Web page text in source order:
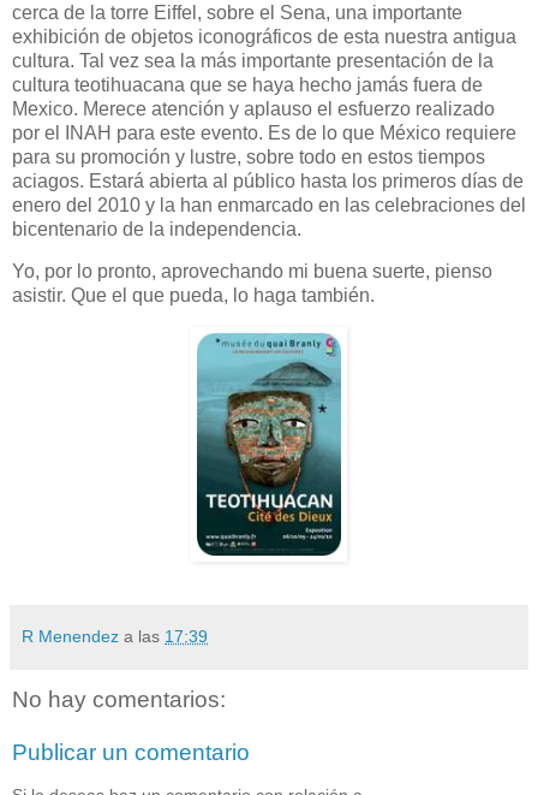
cerca de la torre Eiffel, sobre el Sena, una importante
exhibición de objetos iconográficos de esta nuestra antigua
cultura. Tal vez sea la más importante presentación de la
cultura teotihuacana que se haya hecho jamás fuera de
Mexico. Merece atención y aplauso el esfuerzo realizado
por el INAH para este evento. Es de lo que México requiere
para su promoción y lustre, sobre todo en estos tiempos
aciagos. Estará abierta al público hasta los primeros días de
enero del 2010 y la han enmarcado en las celebraciones del
bicentenario de la independencia.
Yo, por lo pronto, aprovechando mi buena suerte, pienso
asistir. Que el que pueda, lo haga también.
R Menendez a las 17:39
No hay comentarios:
Publicar un comentario